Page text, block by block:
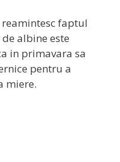
faptul
albine este
in primavara sa
pentru a
miere.